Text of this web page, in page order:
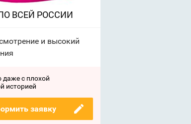
ВСЕЙ РОССИИ
и высокий
даже с плохой
историей
заявку